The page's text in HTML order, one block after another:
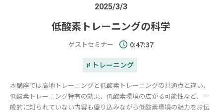
2025/3/3
低酸素トレーニングの科学
ゲストセミナー 0:47:37
# トレーニング
本講座では高地トレーニングと低酸素トレーニングの共通点と違い、
低酸素トレーニング特有の効果、低酸素環境の広がる可能性など、一
般的に知られていない内容も盛り込みながら低酸素環境の魅力をお伝